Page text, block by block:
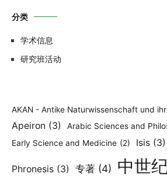
分类
学术信息
研究班活动
AKAN - Antike Naturwissenschaft und
Apeiron (3) Arabic Sciences and
Early Science and Medicine (2) Isis (3)
Phronesis (3) 专著 (4) 中世